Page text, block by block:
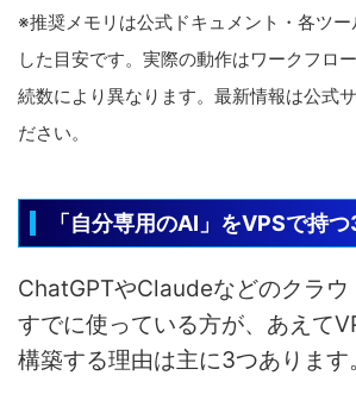
※推奨メモリは公式ドキュメント・各ツ
した目安です。実際の動作はワークフロ
続数により異なります。最新情報は公式
ださい。
「自分専用のAI」をVPSで持
ChatGPTやClaudeなどのクラウ
すでに使っている方が、あえて
構築する理由は主に3つあります